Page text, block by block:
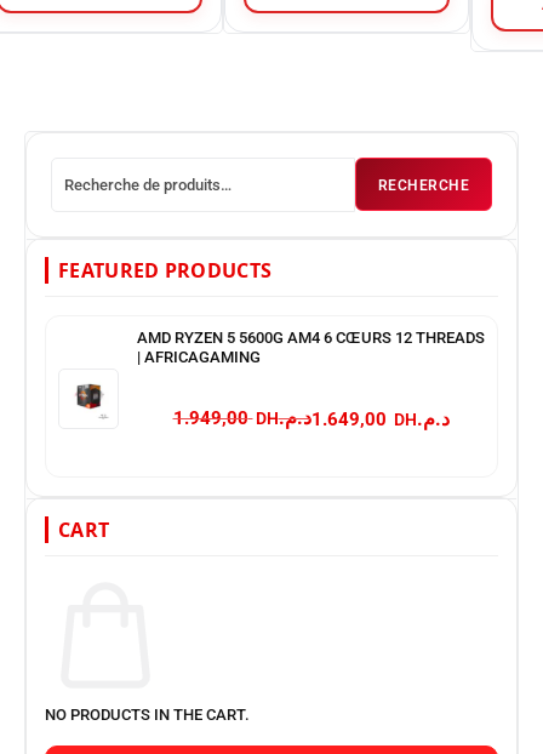
RECHERCHE
FEATURED PRODUCTS
AMD RYZEN 5 5600G AM4 6 CŒURS 12 THREADS
| AFRICAGAMING
د.م. 1.949,00 د.م.
CART
NO PRODUCTS IN THE CART.